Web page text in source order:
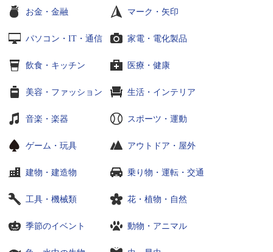
お金・金融 マーク・矢印
パソコン・IT・通信 家電・電化製品
飲食・キッチン 医療・健康
美容・ファッション 生活・インテリア
音楽・楽器 スポーツ・運動
ゲーム・玩具 アウトドア・屋外
建物・建造物 乗り物・運転・交通
工具・機械類 花・植物・自然
季節のイベント 動物・アニマル